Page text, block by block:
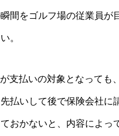
間をゴルフ場の従業員が
。
支払いの対象となっても、
払いして後で保険会社に
おかないと、内容によっ